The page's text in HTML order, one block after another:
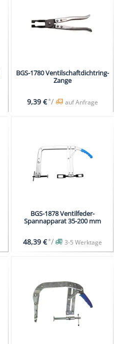
BGS-1780 Ventilschaftdichtring-
Zange
9,39 €*/ auf Anfrage
BGS-1878 Ventilfeder-
Spannapparat 35-200 mm
48,39 €*/ 3-5 Werktage